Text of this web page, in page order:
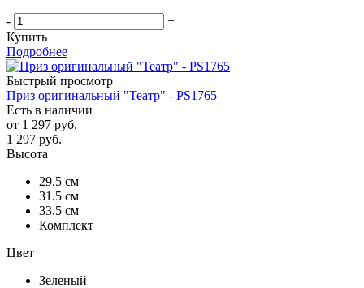
-
+
Купить
Подробнее
Быстрый просмотр
Приз оригинальный "Театр" - PS1765
Есть в наличии
от 1 297 руб.
1 297 руб.
Высота
29.5 см
31.5 см
33.5 см
Комплект
Цвет
Зеленый